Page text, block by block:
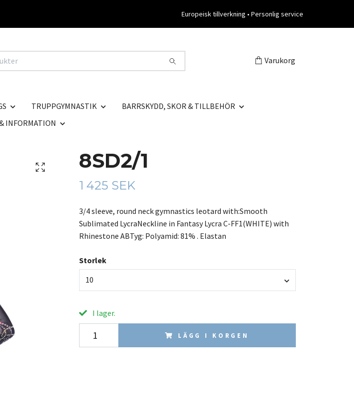
Europeisk tillverkning • Personlig service
Varukorg
TRUPPGYMNASTIK
BARRSKYDD, SKOR & TILLBEHÖR
INFORMATION
8SD2/1
1 425 SEK
3/4 sleeve, round neck gymnastics leotard with:Smooth
Sublimated LycraNeckline in Fantasy Lycra C-FF1(WHITE) with
Rhinestone ABTyg: Polyamid: 81% . Elastan
Storlek
10
I lager.
LÄGG I KORGEN